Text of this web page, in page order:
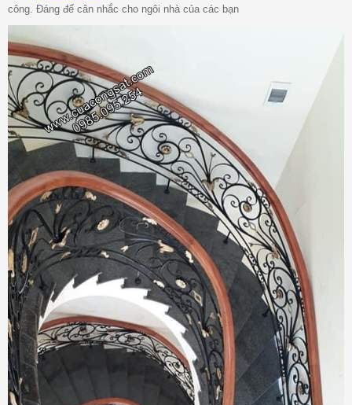
công. Đáng để cân nhắc cho ngôi nhà của các bạn